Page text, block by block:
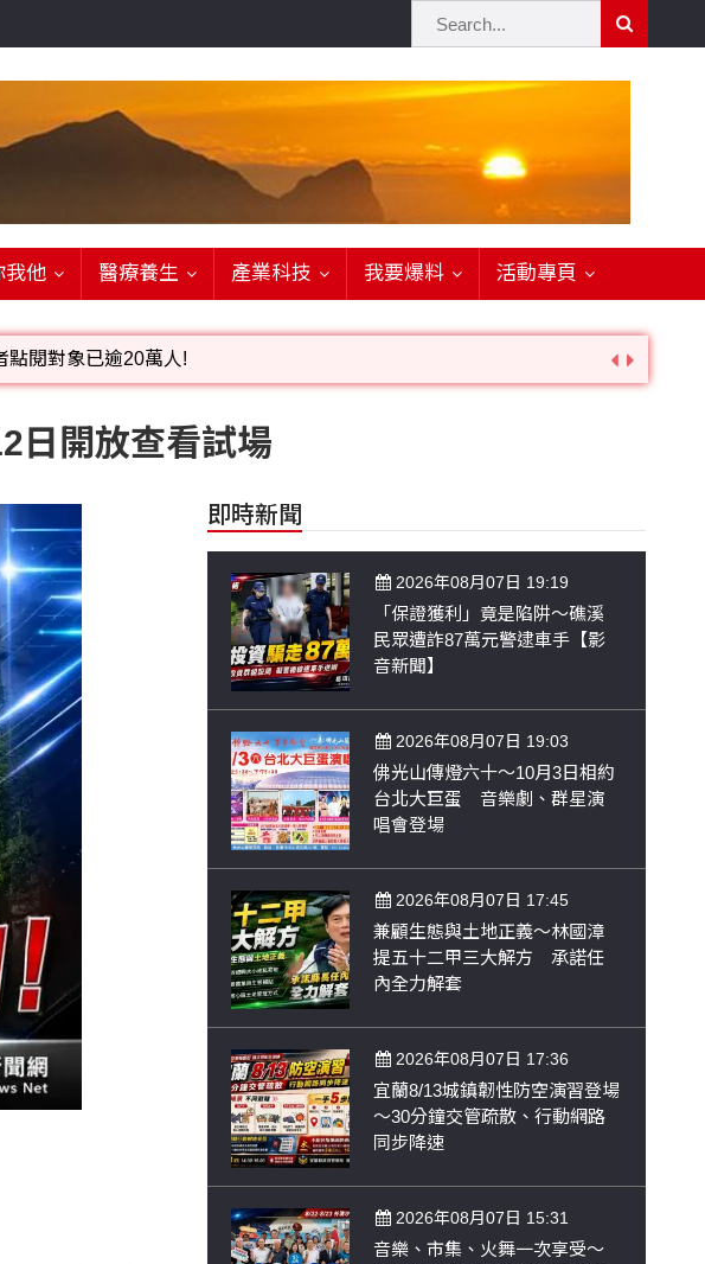
我他 醫療養生 產業科技 我要爆料 活動專頁
點閱對象已逾20萬人!
日開放查看試場
即時新聞
2026年08月07日 19:19
「保證獲利」竟是陷阱～礁溪
民眾遭詐87萬元警逮車手【影
音新聞】
2026年08月07日 19:03
佛光山傳燈六十～10月3日相約
台北大巨蛋 音樂劇、群星演
唱會登場
2026年08月07日 17:45
兼顧生態與土地正義～林國漳
提五十二甲三大解方 承諾任
內全力解套
2026年08月07日 17:36
宜蘭8/13城鎮韌性防空演習登場
～30分鐘交管疏散、行動網路
同步降速
2026年08月07日 15:31
音樂、市集、火舞一次享受～